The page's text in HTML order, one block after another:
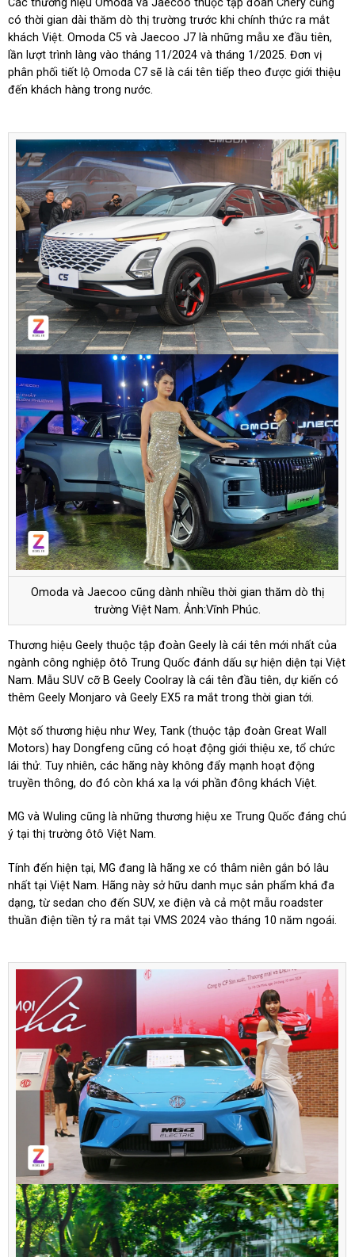
Các thương hiệu Omoda và Jaecoo thuộc tập đoàn Chery cũng
có thời gian dài thăm dò thị trường trước khi chính thức ra mắt
khách Việt. Omoda C5 và Jaecoo J7 là những mẫu xe đầu tiên,
lần lượt trình làng vào tháng 11/2024 và tháng 1/2025. Đơn vị
phân phối tiết lộ Omoda C7 sẽ là cái tên tiếp theo được giới thiệu
đến khách hàng trong nước.
Omoda và Jaecoo cũng dành nhiều thời gian thăm dò thị
trường Việt Nam. Ảnh:Vĩnh Phúc.
Thương hiệu Geely thuộc tập đoàn Geely là cái tên mới nhất của
ngành công nghiệp ôtô Trung Quốc đánh dấu sự hiện diện tại Việt
Nam. Mẫu SUV cỡ B Geely Coolray là cái tên đầu tiên, dự kiến có
thêm Geely Monjaro và Geely EX5 ra mắt trong thời gian tới.
Một số thương hiệu như Wey, Tank (thuộc tập đoàn Great Wall
Motors) hay Dongfeng cũng có hoạt động giới thiệu xe, tổ chức
lái thử. Tuy nhiên, các hãng này không đẩy mạnh hoạt động
truyền thông, do đó còn khá xa lạ với phần đông khách Việt.
MG và Wuling cũng là những thương hiệu xe Trung Quốc đáng chú
ý tại thị trường ôtô Việt Nam.
Tính đến hiện tại, MG đang là hãng xe có thâm niên gắn bó lâu
nhất tại Việt Nam. Hãng này sở hữu danh mục sản phẩm khá đa
dạng, từ sedan cho đến SUV, xe điện và cả một mẫu roadster
thuần điện tiền tỷ ra mắt tại VMS 2024 vào tháng 10 năm ngoái.